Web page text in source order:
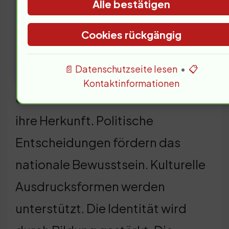
80% der Grenader sind stolz auf
ihre Herkunft. Politische
Entscheidungen fördern das
nationale Bewusstsein. Kulturelle
Ausdrucksformen werden
unterstützt. Die Identität wird
Alle bestätigen
Cookies rückgängig
📄 Datenschutzseite lesen• 📋
Kontaktinformationen